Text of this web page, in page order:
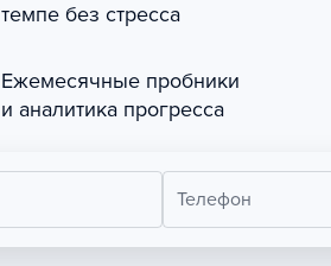
темпе без стресса
Ежемесячные пробники
и аналитика прогресса
Телефон